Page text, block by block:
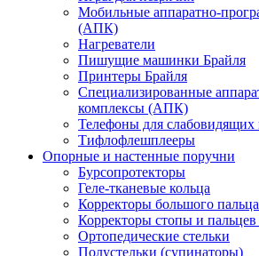
Мобильные аппаратно-
(АПК)
Нагреватели
Пишущие машинки Брайля
Принтеры Брайля
Специализированные
комплексы (АПК)
Телефоны для слабовидящих
Тифлофлешплееры
Опорные и настенные поручни
Бурсопротекторы
Геле-тканевые кольца
Корректоры большого
Корректоры стопы и пальцев
Ортопедические стельки
Полустельки (супинаторы)